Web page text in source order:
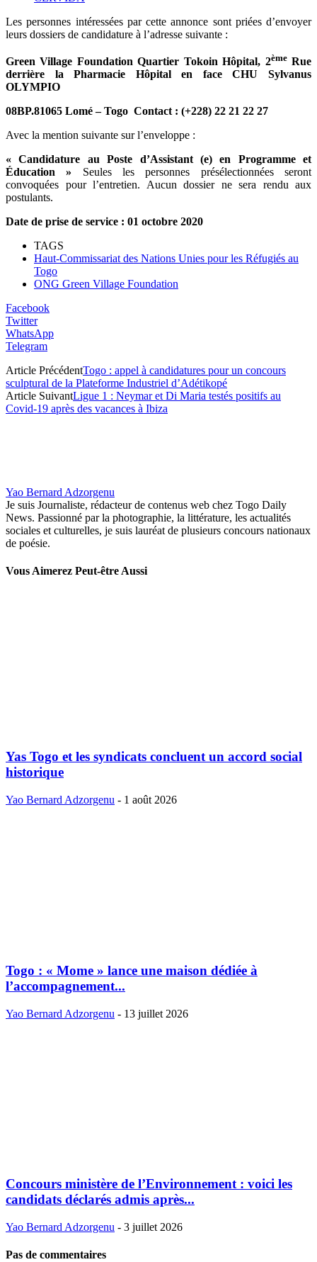
Les personnes intéressées par cette annonce sont priées d’envoyer
leurs dossiers de candidature à l’adresse suivante :
Green Village Foundation Quartier Tokoin Hôpital, 2èmeRue
derrière la Pharmacie Hôpital en face CHU Sylvanus
OLYMPIO
08BP.81065 Lomé – Togo Contact : (+228) 22 21 22 27
Avec la mention suivante sur l’enveloppe :
« Candidature au Poste d’Assistant (e) en Programme et
Éducation » Seules les personnes présélectionnées seront
convoquées pour l’entretien. Aucun dossier ne sera rendu aux
postulants.
Date de prise de service : 01 octobre 2020
TAGS
Haut-Commissariat des Nations Unies pour les Réfugiés au
Togo
ONG Green Village Foundation
Facebook
Twitter
WhatsApp
Telegram
Article PrécédentTogo : appel à candidatures pour un concours
sculptural de la Plateforme Industriel d’Adétikopé
Article SuivantLigue 1 : Neymar et Di Maria testés positifs au
Covid-19 après des vacances à Ibiza
Yao Bernard Adzorgenu
Je suis Journaliste, rédacteur de contenus web chez Togo Daily
News. Passionné par la photographie, la littérature, les actualités
sociales et culturelles, je suis lauréat de plusieurs concours nationaux
de poésie.
Vous Aimerez Peut-être Aussi
Yas Togo et les syndicats concluent un accord social
historique
Yao Bernard Adzorgenu - 1 août 2026
Togo : « Mome » lance une maison dédiée à
l’accompagnement...
Yao Bernard Adzorgenu - 13 juillet 2026
Concours ministère de l’Environnement : voici les
candidats déclarés admis après...
Yao Bernard Adzorgenu - 3 juillet 2026
Pas de commentaires